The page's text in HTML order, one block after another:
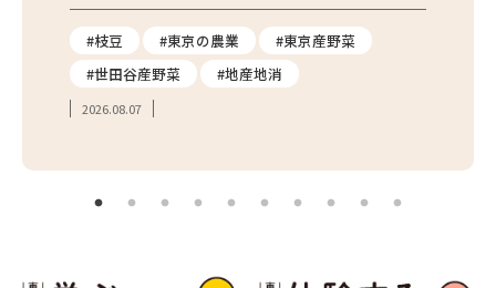
#枝豆 #東京の農業
#東京産野菜
#世田谷産野菜
#地産地消
2026.08.07